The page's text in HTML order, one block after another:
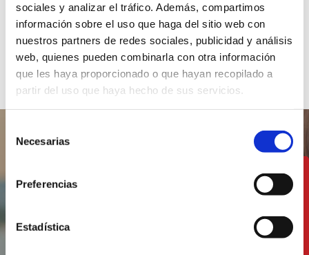
sociales y analizar el tráfico. Además, compartimos
información sobre el uso que haga del sitio web con
nuestros partners de redes sociales, publicidad y análisis
web, quienes pueden combinarla con otra información
que les haya proporcionado o que hayan recopilado a
partir del uso que haya hecho de sus servicios.
Necesarias
Preferencias
Estadística
Zugängliche
Infrastrukturen
Genießen Sie unsere
Steinwurf vom Meer